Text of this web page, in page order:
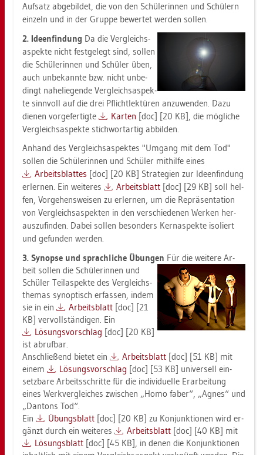
Auf­satz ab­ge­bil­det, die von den Schü­le­rin­nen und Schü­lern
ein­zeln und in der Grup­pe be­wer­tet wer­den sol­len.
2. Ide­en­fin­dung Da die Ver­gleich­s­
as­pek­te nicht fest­ge­legt sind, sol­len
die Schü­le­rin­nen und Schü­ler üben,
auch un­be­kann­te bzw. nicht un­be­
dingt na­he­lie­gen­de Ver­gleich­s­as­pek­
te sinn­voll auf die drei Pflicht­lek­tü­ren an­zu­wen­den. Dazu
die­nen vor­ge­fer­tig­te
Kar­ten [doc] [20 KB], die mög­li­che
Ver­gleich­s­as­pek­te stich­wort­ar­tig ab­bil­den.
An­hand des Ver­gleich­s­as­pek­tes "Um­gang mit dem Tod"
sol­len die Schü­le­rin­nen und Schü­ler mit­hil­fe eines
Ar­beits­blat­tes [doc] [20 KB] Stra­te­gi­en zur Ide­en­fin­dung
er­ler­nen. Ein wei­te­res
Ar­beits­blatt [doc] [29 KB] soll hel­
fen, Vor­ge­hens­wei­sen zu er­ler­nen, um die Re­prä­sen­ta­ti­on
von Ver­gleich­s­as­pek­ten in den ver­schie­de­nen Wer­ken her­
aus­zu­fin­den. Dabei sol­len be­son­ders Kernas­pek­te iso­liert
und ge­fun­den wer­den.
3. Syn­op­se und sprach­li­che Übun­gen Für die wei­te­re Ar­
beit sol­len die Schü­le­rin­nen und
Schü­ler Teil­as­pek­te des Ver­gleichs­
the­mas syn­op­tisch er­fas­sen, indem
sie in ein
Ar­beits­blatt [doc] [21
KB] ver­voll­stän­di­gen. Ein
Lö­sungs­vor­schlag [doc] [20 KB]
ist ab­ruf­bar.
An­schlie­ßend bie­tet ein
Ar­beits­blatt [doc] [51 KB] mit
einem
Lö­sungs­vor­schlag [doc] [53 KB] uni­ver­sell ein­
setz­ba­re Ar­beits­schrit­te für die in­di­vi­du­el­le Er­ar­bei­tung
eines Werk­ver­glei­ches zwi­schen „Homo faber“, „Agnes“ und
„Dan­tons Tod“.
Ein
Übungs­blatt [doc] [20 KB] zu Kon­junk­tio­nen wird er­
gänzt durch ein wei­te­res
Ar­beits­blatt [doc] [40 KB] mit
Lö­sungs­blatt [doc] [45 KB], in denen die Kon­junk­tio­nen